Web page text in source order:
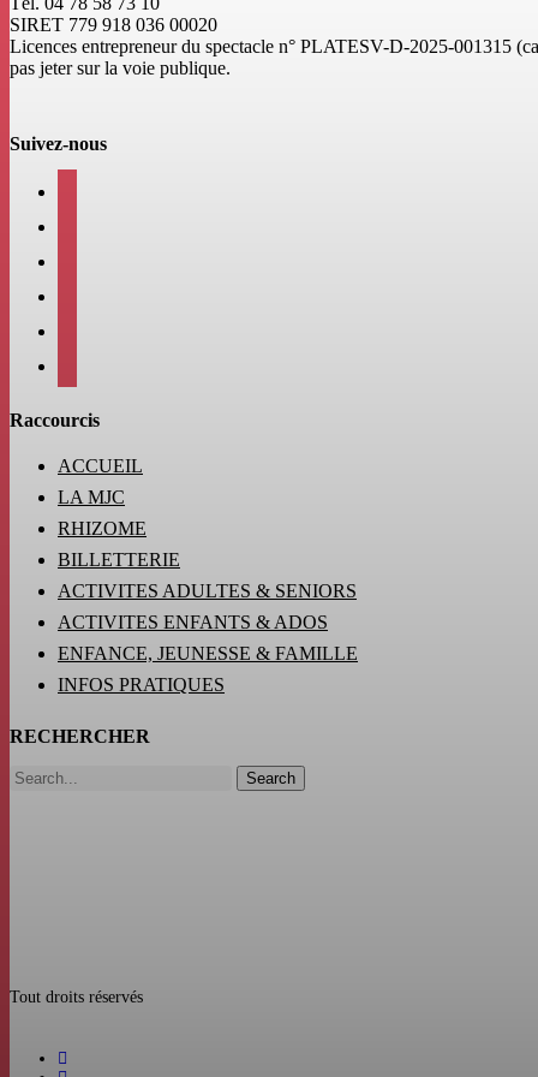
SIRET 779 918 036 00020
Licences entrepreneur du spectacle n° PLATESV-D-2025-001315
pas jeter sur la voie publique.
Suivez-nous
Raccourcis
ACCUEIL
LA MJC
RHIZOME
BILLETTERIE
ACTIVITES ADULTES & SENIORS
ACTIVITES ENFANTS & ADOS
ENFANCE, JEUNESSE & FAMILLE
INFOS PRATIQUES
RECHERCHER
Search
Tout droits réservés